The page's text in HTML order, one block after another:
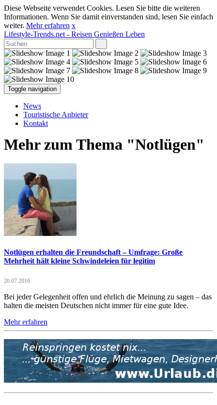
Diese Webseite verwendet Cookies. Lesen Sie bitte die weiteren
Informationen. Wenn Sie damit einverstanden sind, lesen Sie einfach
weiter. Mehr erfahren x
Lifestyle-Trends.net - Reisen Genießen Leben
Toggle navigation
News
Touristische Anbieter
Kontakt
Mehr zum Thema "Notlügen"
Notlügen erhalten die Freundschaft – Umfrage: Große
Mehrheit hält kleine Schwindeleien für legitim
20.07.2016
Bei jeder Gelegenheit offen und ehrlich die Meinung zu sagen – das
halten die meisten Deutschen nicht immer für eine gute Idee.
Mehr erfahren